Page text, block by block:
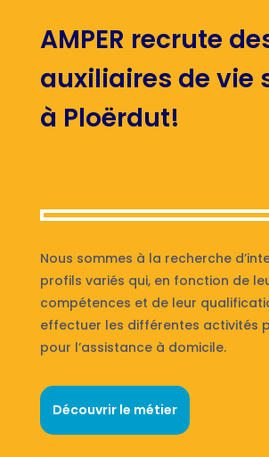
AMPER recrute
auxiliaires de vie
à Ploërdut!
Nous sommes à la recherche
profils variés qui, en fonction de
compétences et de leur
effectuer les différentes activités
pour l’assistance à domicile.
Découvrir le métier